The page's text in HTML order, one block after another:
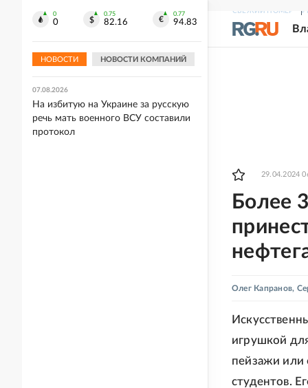
СВЕЖИЙ НОМЕР
29.04.2024
Более
Олег Капранов,
игрушкой
пейзажи
студентов.
0
0
0.75
82.16
0.77
94.83
НОВОСТИ НОВОСТИ КОМПАНИЙ
07.08.2026
кофе
07.08.2026
На избитую на Украине за русскую
речь мать военного ВСУ составили
протокол